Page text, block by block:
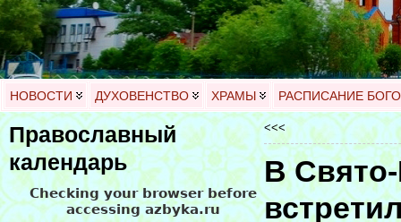
НОВОСТИ ДУХОВЕНСТВО ХРАМЫ РАСПИСАНИЕ
Православный
календарь
<<<
В Свято-